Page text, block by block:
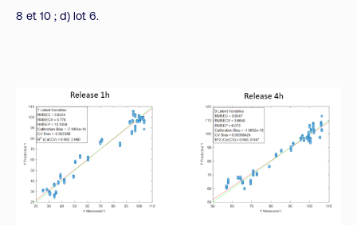
8 et 10 ; d) lot 6.